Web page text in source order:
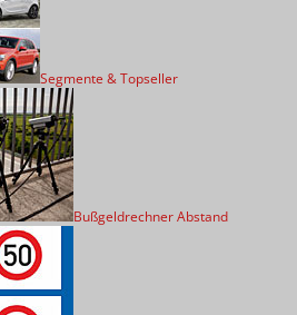
Segmente & Topseller
Bußgeldrechner Abstand